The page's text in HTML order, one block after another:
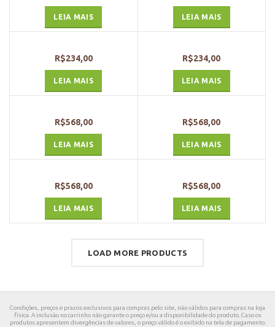
LEIA MAIS LEIA MAIS
R$234,00
LEIA MAIS
R$234,00
LEIA MAIS
R$568,00
LEIA MAIS
R$568,00
LEIA MAIS
R$568,00
LEIA MAIS
R$568,00
LEIA MAIS
LOAD MORE PRODUCTS
Condições, preços e prazos exclusivos para compras pelo site, não válidos para compras na loja
física. A inclusão no carrinho não garante o preço e/ou a disponibilidade do produto. Caso os
produtos apresentem divergências de valores, o preço válido é o exibido na tela de pagamento.